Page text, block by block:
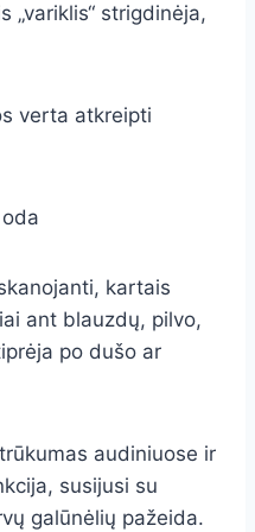
„variklis“ strigdinėja,
verta atkreipti
kartais
ant blauzdų, pilvo,
po dušo ar
audiniuose ir
susijusi su
galūnėlių pažeida.